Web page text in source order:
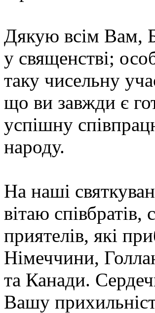
Дякую всім Вам,
у священстві;
таку чисельну
що ви завжди є
успішну
народу.
На наші
вітаю
приятелів, які
Німеччини,
та Канади.
Вашу